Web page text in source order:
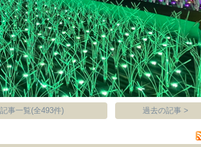
事一覧(全493件) 過去の記事 >